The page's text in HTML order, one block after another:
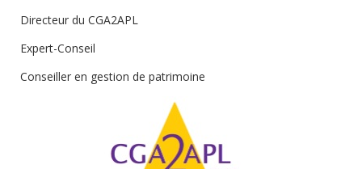
Directeur du CGA2APL
Expert-Conseil
Conseiller en gestion de patrimoine